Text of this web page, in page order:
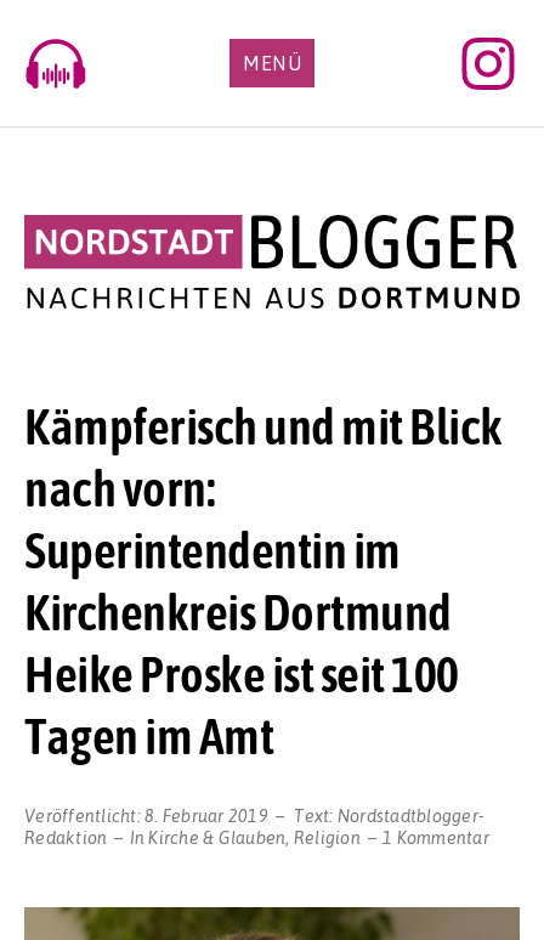
content
MENÜ
Kämpferisch und mit Blick
nach vorn:
Superintendentin im
Kirchenkreis Dortmund
Heike Proske ist seit 100
Tagen im Amt
Veröffentlicht:8. Februar 2019 Text: Nordstadtblogger-
Redaktion
InKirche & Glauben, Religion 1 Kommentarzu